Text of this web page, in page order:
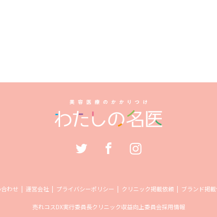
わせ 運営会社 プライバシーポリシー クリニック掲載依頼 ブランド掲
売れコスDX実行委員長クリニック収益向上委員会採用情報